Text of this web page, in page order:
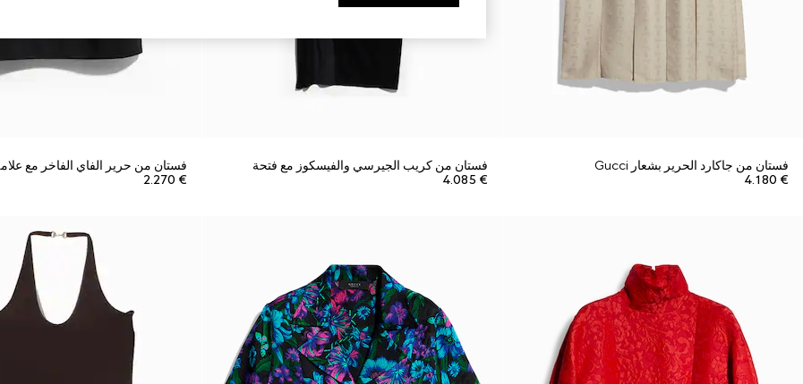
فستان من جاكارد الحرير بشعار Gucci
€ 4.180
فستان من كريب الجيرسي والفيسكوز مع فتحة
€ 4.085
فستان من حرير الفاي الفاخر مع
€ 2.270